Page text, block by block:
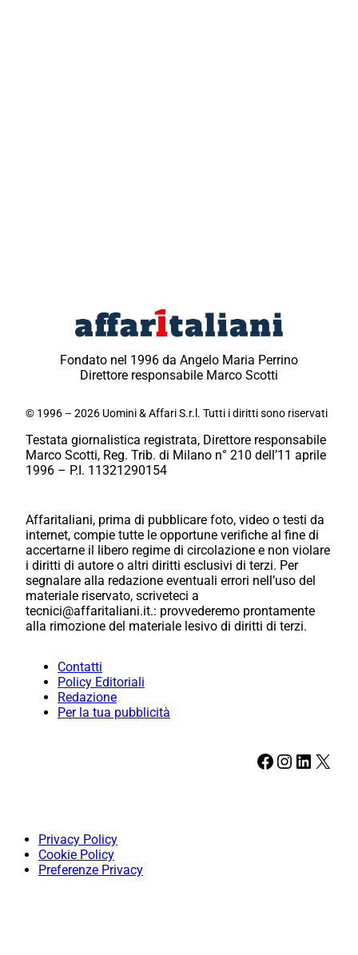
Fondato nel 1996 da Angelo Maria Perrino
Direttore responsabile Marco Scotti
© 1996 – 2026 Uomini & Affari S.r.l. Tutti i diritti sono riservati
Testata giornalistica registrata, Direttore responsabile
Marco Scotti, Reg. Trib. di Milano n° 210 dell’11 aprile
1996 – P.I. 11321290154
Affaritaliani, prima di pubblicare foto, video o testi da
internet, compie tutte le opportune verifiche al fine di
accertarne il libero regime di circolazione e non violare
i diritti di autore o altri diritti esclusivi di terzi. Per
segnalare alla redazione eventuali errori nell’uso del
materiale riservato, scriveteci a
tecnici@affaritaliani.it.: provvederemo prontamente
alla rimozione del materiale lesivo di diritti di terzi.
Contatti
Policy Editoriali
Redazione
Per la tua pubblicità
Facebook Instagram LinkedIn X
Privacy Policy
Cookie Policy
Preferenze Privacy